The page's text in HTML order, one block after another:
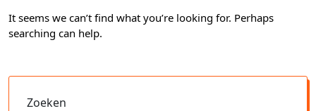
It seems we can’t find what you’re looking for. Perhaps
searching can help.
Zoeken